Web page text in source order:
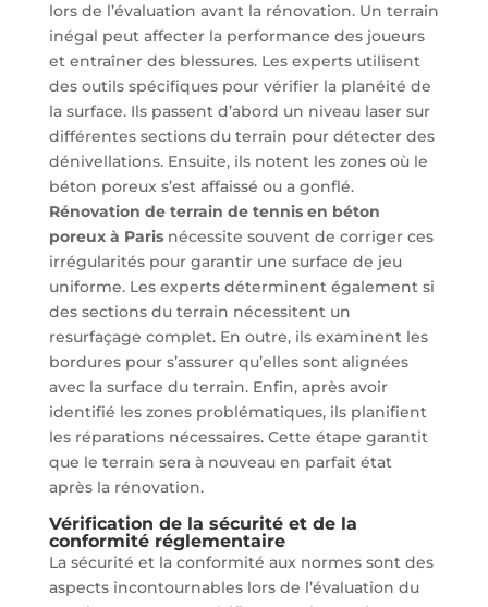
lors de l’évaluation avant la rénovation. Un terrain
inégal peut affecter la performance des joueurs
et entraîner des blessures. Les experts utilisent
des outils spécifiques pour vérifier la planéité de
la surface. Ils passent d’abord un niveau laser sur
différentes sections du terrain pour détecter des
dénivellations. Ensuite, ils notent les zones où le
béton poreux s’est affaissé ou a gonflé.
Rénovation de terrain de tennis en béton
poreux à Parisnécessite souvent de corriger ces
irrégularités pour garantir une surface de jeu
uniforme. Les experts déterminent également si
des sections du terrain nécessitent un
resurfaçage complet. En outre, ils examinent les
bordures pour s’assurer qu’elles sont alignées
avec la surface du terrain. Enfin, après avoir
identifié les zones problématiques, ils planifient
les réparations nécessaires. Cette étape garantit
que le terrain sera à nouveau en parfait état
après la rénovation.
Vérification de la sécurité et de la
conformité réglementaire
La sécurité et la conformité aux normes sont des
aspects incontournables lors de l’évaluation du